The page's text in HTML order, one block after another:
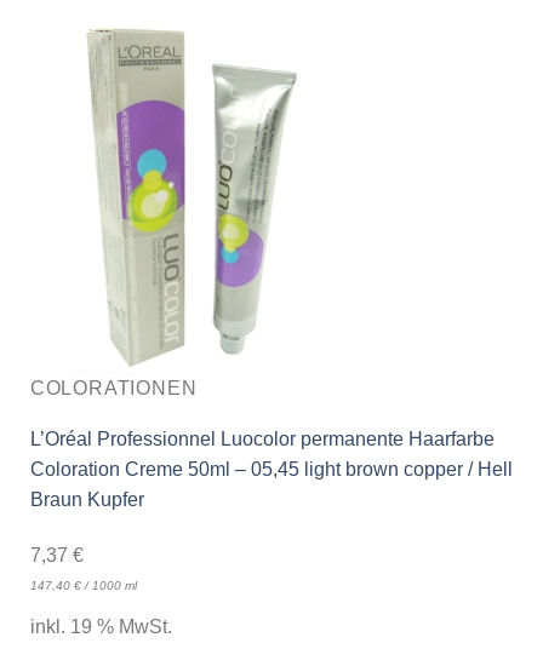
COLORATIONEN
L’Oréal Professionnel Luocolor permanente Haarfarbe
Coloration Creme 50ml – 05,45 light brown copper / Hell
Braun Kupfer
7,37 €
147,40 €/ 1000 ml
inkl. 19 % MwSt.